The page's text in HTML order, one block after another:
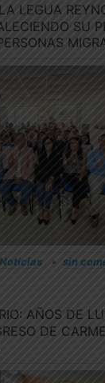
LEGUA
SU
Noticias sin
AÑOS DE
DE